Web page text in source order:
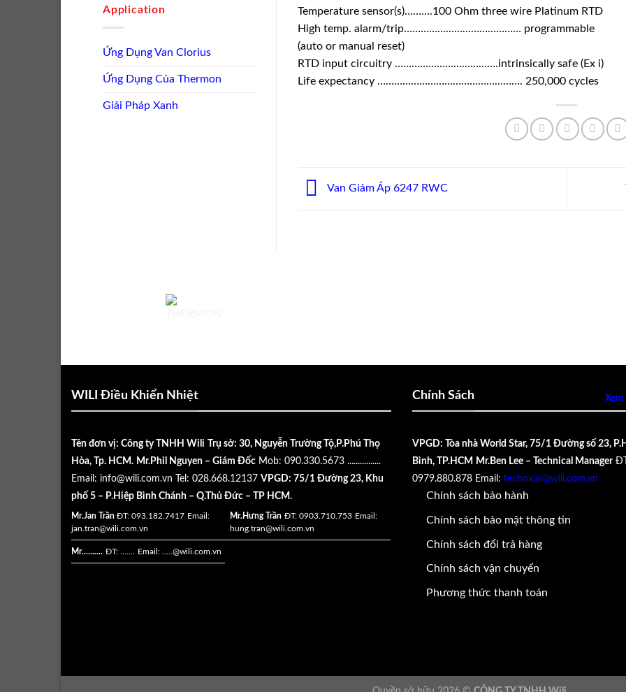
Application
Ứng Dụng Van Clorius
Ứng Dụng Của Thermon
Giải Pháp Xanh
Temperature sensor(s)……….100 Ohm three wire Platinum RTD
High temp. alarm/trip…………………………………… programmable
(auto or manual reset)
RTD input circuitry ……………………………….intrinsically safe (Ex i)
Life expectancy ……………………………………………. 250,000 cycles
Van Giảm Áp 6247 RWC
WILI Điều Khiển Nhiệt
Tên đơn vị: Công ty TNHH Wili
Trụ sở: 30, Nguyễn Trường Tộ,P.Phú Thọ
Hòa, Tp. HCM. Mr.Phil Nguyen – Giám Đốc Mob: 090.330.5673 ................
Email: info@wili.com.vn Tel: 028.668.12137 VPGD: 75/1 Đường 23, Khu
phố 5 – P.Hiệp Bình Chánh – Q.Thủ Đức – TP HCM.
Mr.Jan Trần ĐT: 093.182.7417 Email:
jan.tran@wili.com.vn
Mr.Hưng Trần ĐT: 0903.710.753 Email:
hung.tran@wili.com.vn
Mr.......... ĐT: ....... Email: .....@wili.com.vn
Chính Sách
VPGD: Tòa nhà World Star, 75/1 Đường số 23,
Bình, TP.HCM Mr.Ben Lee – Technical Manager
0979.880.878 Email: technical@wili.com.vn
Chính sách bảo hành
Chính sách bảo mật thông tin
Chính sách đổi trả hàng
Chính sách vận chuyển
Phương thức thanh toán